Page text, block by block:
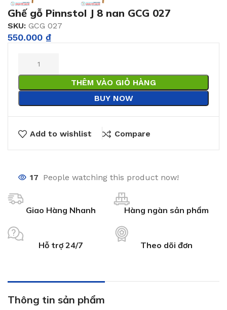
Ghế gỗ Pinnstol J 8 nan GCG 027
SKU: GCG 027
550.000 ₫
THÊM VÀO GIỎ HÀNG
BUY NOW
Add to wishlist Compare
17 People watching this product now!
Giao Hàng Nhanh Hàng ngàn sản phẩm
Hỗ trợ 24/7 Theo dõi đơn
Thông tin sản phẩm